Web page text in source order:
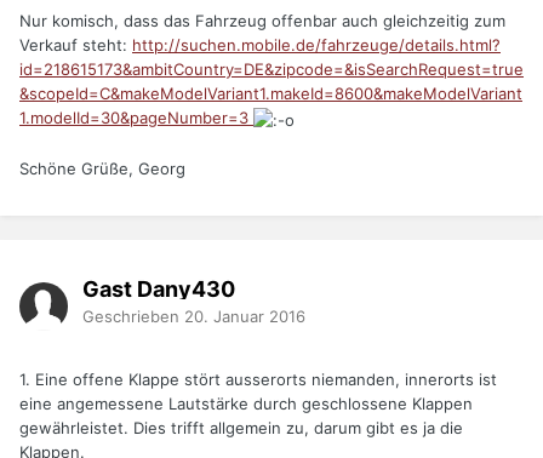
Nur komisch, dass das Fahrzeug offenbar auch gleichzeitig zum
Verkauf steht: http://suchen.mobile.de/fahrzeuge/details.html?
id=218615173&ambitCountry=DE&zipcode=&isSearchRequest=true
&scopeId=C&makeModelVariant1.makeId=8600&makeModelVariant
1.modelId=30&pageNumber=3
Schöne Grüße, Georg
Gast Dany430
Geschrieben 20. Januar 2016
1. Eine offene Klappe stört ausserorts niemanden, innerorts ist
eine angemessene Lautstärke durch geschlossene Klappen
gewährleistet. Dies trifft allgemein zu, darum gibt es ja die
Klappen.